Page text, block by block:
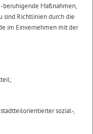
beruhigende Maßnahmen,
sind Richtlinien durch die
im Einvernehmen mit der
sozial-,